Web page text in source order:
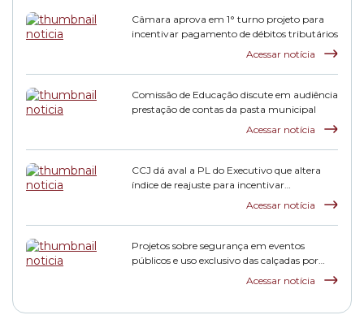
Câmara aprova em 1° turno projeto para
incentivar pagamento de débitos tributários
Acessar notícia
Comissão de Educação discute em audiência
prestação de contas da pasta municipal
Acessar notícia
CCJ dá aval a PL do Executivo que altera
índice de reajuste para incentivar
pagamento de dívidas tributáriasAcessar notícia
Projetos sobre segurança em eventos
públicos e uso exclusivo das calçadas por
pedestres avançam na Comissão de
Acessar notícia